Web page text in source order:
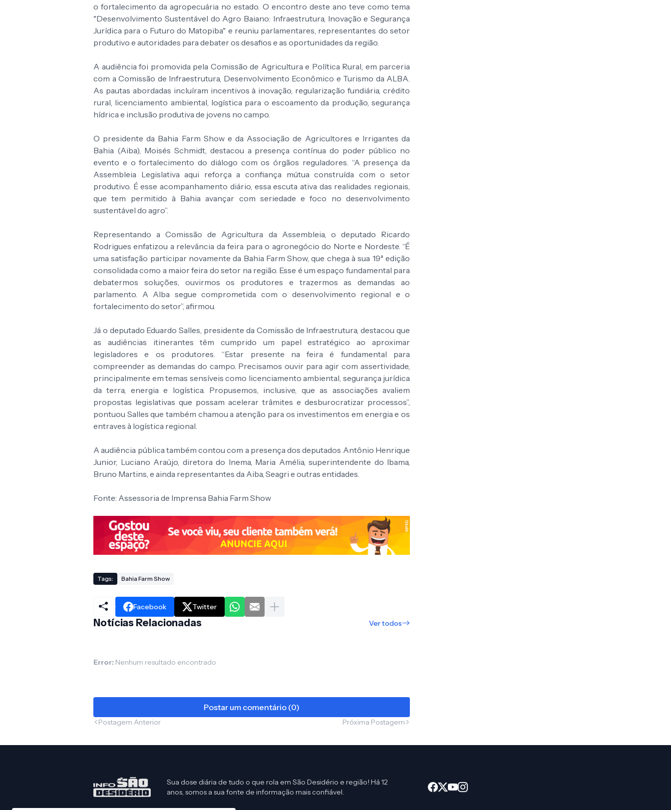
o fortalecimento da agropecuária no estado. O encontro deste ano teve como tema
"Desenvolvimento Sustentável do Agro Baiano: Infraestrutura, Inovação e Segurança
Jurídica para o Futuro do Matopiba" e reuniu parlamentares, representantes do setor
produtivo e autoridades para debater os desafios e as oportunidades da região.
A audiência foi promovida pela Comissão de Agricultura e Política Rural, em parceria
com a Comissão de Infraestrutura, Desenvolvimento Econômico e Turismo da ALBA.
As pautas abordadas incluíram incentivos à inovação, regularização fundiária, crédito
rural, licenciamento ambiental, logística para o escoamento da produção, segurança
hídrica e inclusão produtiva de jovens no campo.
O presidente da Bahia Farm Show e da Associação de Agricultores e Irrigantes da
Bahia (Aiba), Moisés Schmidt, destacou a presença contínua do poder público no
evento e o fortalecimento do diálogo com os órgãos reguladores. “A presença da
Assembleia Legislativa aqui reforça a confiança mútua construída com o setor
produtivo. É esse acompanhamento diário, essa escuta ativa das realidades regionais,
que tem permitido à Bahia avançar com seriedade e foco no desenvolvimento
sustentável do agro”.
Representando a Comissão de Agricultura da Assembleia, o deputado Ricardo
Rodrigues enfatizou a relevância da feira para o agronegócio do Norte e Nordeste. “É
uma satisfação participar novamente da Bahia Farm Show, que chega à sua 19ª edição
consolidada como a maior feira do setor na região. Esse é um espaço fundamental para
debatermos soluções, ouvirmos os produtores e trazermos as demandas ao
parlamento. A Alba segue comprometida com o desenvolvimento regional e o
fortalecimento do setor”, afirmou.
Já o deputado Eduardo Salles, presidente da Comissão de Infraestrutura, destacou que
as audiências itinerantes têm cumprido um papel estratégico ao aproximar
legisladores e os produtores. “Estar presente na feira é fundamental para
compreender as demandas do campo. Precisamos ouvir para agir com assertividade,
principalmente em temas sensíveis como licenciamento ambiental, segurança jurídica
da terra, energia e logística. Propusemos, inclusive, que as associações avaliem
propostas legislativas que possam acelerar trâmites e desburocratizar processos”,
pontuou Salles que também chamou a atenção para os investimentos em energia e os
entraves à logística regional.
A audiência pública também contou com a presença dos deputados Antônio Henrique
Junior, Luciano Araújo, diretora do Inema, Maria Amélia, superintendente do Ibama,
Bruno Martins, e ainda representantes da Aiba, Seagri e outras entidades.
Fonte: Assessoria de Imprensa Bahia Farm Show
Tags: Bahia Farm Show
Facebook Twitter
Notícias Relacionadas Ver todos
Error: Nenhum resultado encontrado
Postar um comentário (0)
Postagem Anterior Próxima Postagem
Sua dose diária de tudo o que rola em São Desidério e região! Há 12
anos, somos a sua fonte de informação mais confiável.